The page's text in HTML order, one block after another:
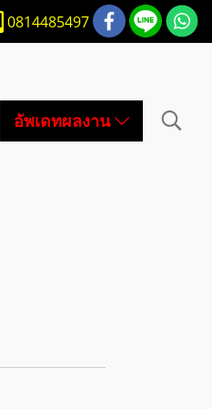
0814485497
อัพเดทผลงาน